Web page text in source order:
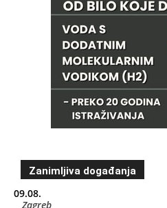
Zanimljiva događanja
09.08.
Zagreb